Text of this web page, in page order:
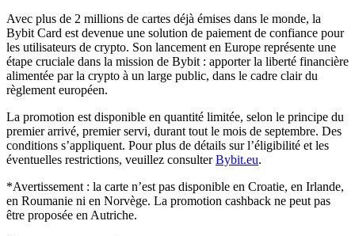
Avec plus de 2 millions de cartes déjà émises dans le monde, la
Bybit Card est devenue une solution de paiement de confiance pour
les utilisateurs de crypto. Son lancement en Europe représente une
étape cruciale dans la mission de Bybit : apporter la liberté financière
alimentée par la crypto à un large public, dans le cadre clair du
règlement européen.
La promotion est disponible en quantité limitée, selon le principe du
premier arrivé, premier servi, durant tout le mois de septembre. Des
conditions s’appliquent. Pour plus de détails sur l’éligibilité et les
éventuelles restrictions, veuillez consulterBybit.eu.
*Avertissement : la carte n’est pas disponible en Croatie, en Irlande,
en Roumanie ni en Norvège. La promotion cashback ne peut pas
être proposée en Autriche.